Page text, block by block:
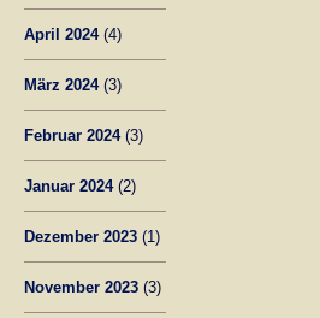
April 2024(4)
März 2024(3)
Februar 2024(3)
Januar 2024(2)
Dezember 2023 (1)
November 2023 (3)